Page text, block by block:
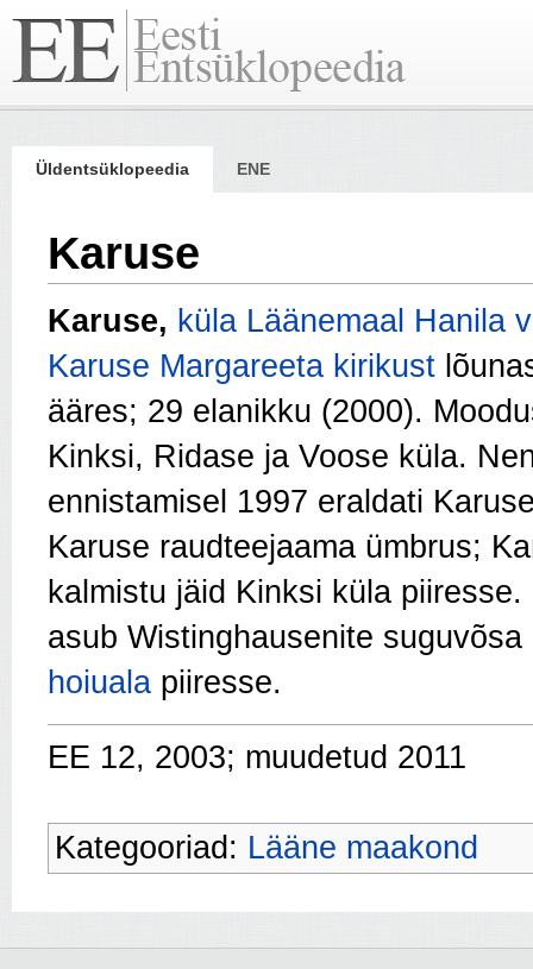
Üldentsüklopeedia ENE
Karuse
Karuse, küla Läänemaal Hanila
Karuse Margareeta kirikust
ääres; 29 elanikku (2000).
Kinksi, Ridase ja Voose küla.
ennistamisel 1997 eraldati
Karuse raudteejaama ümbrus;
kalmistu jäid Kinksi küla
asub Wistinghausenite
hoiuala piiresse.
EE 12, 2003; muudetud 2011
Kategooriad: Lääne maakond